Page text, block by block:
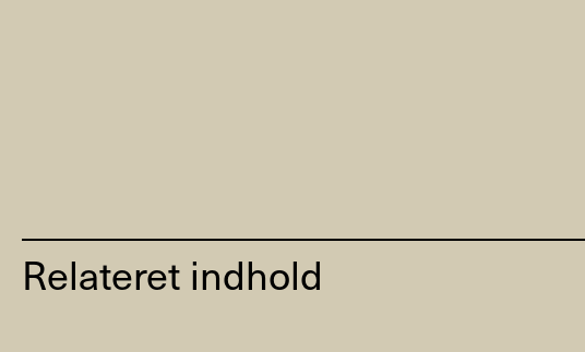
Relateret indhold